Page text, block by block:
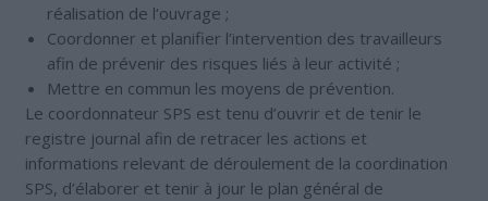
réalisation de l‘ouvrage ;
Coordonner et planifier l’intervention des travailleurs
afin de prévenir des risques liés à leur activité ;
Mettre en commun les moyens de prévention.
Le coordonnateur SPS est tenu d’ouvrir et de tenir le
registre journal afin de retracer les actions et
informations relevant de déroulement de la coordination
SPS, d’élaborer et tenir à jour le plan général de